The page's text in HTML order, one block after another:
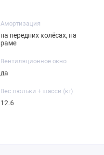
Амортизация
на передних колёсах, на
раме
Вентиляционное окно
да
Вес люльки + шасси (кг)
12.6